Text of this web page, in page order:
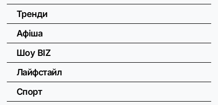
Тренди
Афіша
Шоу BIZ
Лайфстайл
Спорт